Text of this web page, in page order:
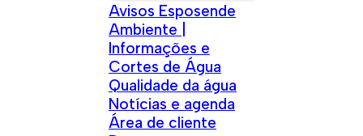
Avisos Esposende
Ambiente |
Informações e
Cortes de Água
Qualidade da água
Notícias e agenda
Área de cliente